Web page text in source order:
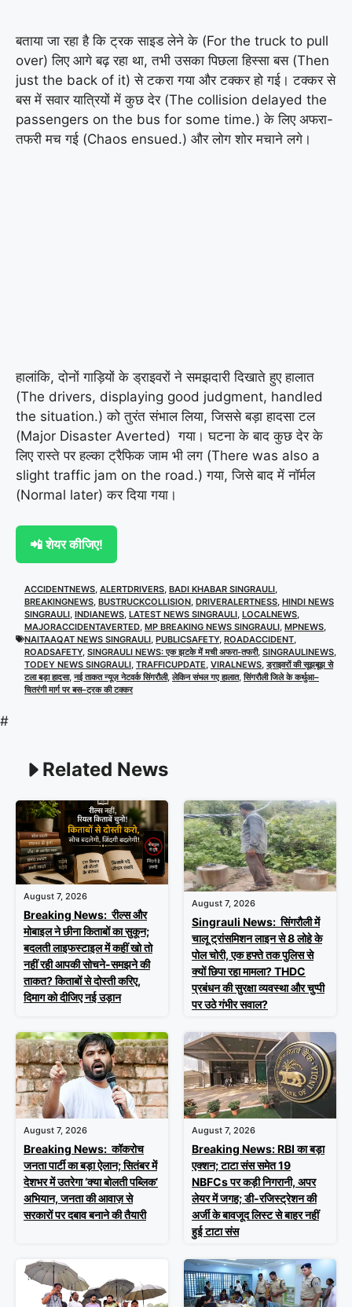
बताया जा रहा है कि ट्रक साइड लेने के (For the truck to pull
over) लिए आगे बढ़ रहा था, तभी उसका पिछला हिस्सा बस (Then
just the back of it) से टकरा गया और टक्कर हो गई। टक्कर से
बस में सवार यात्रियों में कुछ देर (The collision delayed the
passengers on the bus for some time.) के लिए अफरा-
तफरी मच गई (Chaos ensued.) और लोग शोर मचाने लगे।
हालांकि, दोनों गाड़ियों के ड्राइवरों ने समझदारी दिखाते हुए हालात
(The drivers, displaying good judgment, handled
the situation.) को तुरंत संभाल लिया, जिससे बड़ा हादसा टल
(Major Disaster Averted) गया। घटना के बाद कुछ देर के
लिए रास्ते पर हल्का ट्रैफिक जाम भी लग (There was also a
slight traffic jam on the road.) गया, जिसे बाद में नॉर्मल
(Normal later) कर दिया गया।
📲 शेयर कीजिए!
ACCIDENTNEWS, ALERTDRIVERS, BADI KHABAR SINGRAULI,
BREAKINGNEWS, BUSTRUCKCOLLISION, DRIVERALERTNESS, HINDI NEWS
SINGRAULI, INDIANEWS, LATEST NEWS SINGRAULI, LOCALNEWS,
MAJORACCIDENTAVERTED, MP BREAKING NEWS SINGRAULI, MPNEWS,
NAITAAQAT NEWS SINGRAULI, PUBLICSAFETY, ROADACCIDENT,
ROADSAFETY, SINGRAULI NEWS: एक झटके में मची अफरा-तफरी, SINGRAULINEWS,
TODEY NEWS SINGRAULI, TRAFFICUPDATE, VIRALNEWS,ड्राइवरों की सूझबूझ से
टला बड़ा हादसा,नई ताकत न्यूज़ नेटवर्क सिंगरौली,लेकिन संभल गए हालात,सिंगरौली जिले के कर्थुआ–
चितरंगी मार्ग पर बस–ट्रक की टक्कर
#
Related News
August 7, 2026
Breaking News: रील्स और
मोबाइल ने छीना किताबों का सुकून;
बदलती लाइफस्टाइल में कहीं खो तो
नहीं रही आपकी सोचने-समझने की
ताकत? किताबों से दोस्ती करिए,
दिमाग को दीजिए नई उड़ान
August 7, 2026
Singrauli News: सिंगरौली में
चालू ट्रांसमिशन लाइन से 8 लोहे के
पोल चोरी, एक हफ्ते तक पुलिस से
क्यों छिपा रहा मामला? THDC
प्रबंधन की सुरक्षा व्यवस्था और चुप्पी
पर उठे गंभीर सवाल?
August 7, 2026
Breaking News: कॉकरोच
जनता पार्टी का बड़ा ऐलान; सितंबर में
देशभर में उतरेगा ‘क्या बोलती पब्लिक’
अभियान, जनता की आवाज़ से
सरकारों पर दबाव बनाने की तैयारी
August 7, 2026
Breaking News: RBI का बड़ा
एक्शन; टाटा संस समेत 19
NBFCs पर कड़ी निगरानी, अपर
लेयर में जगह; डी-रजिस्ट्रेशन की
अर्जी के बावजूद लिस्ट से बाहर नहीं
हुई टाटा संस